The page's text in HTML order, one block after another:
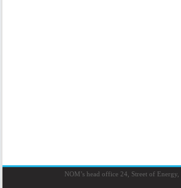
NOM’s head office 24, Street of